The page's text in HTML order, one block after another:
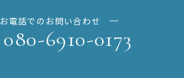
お電話でのお問い合わせ
080-6910-0173